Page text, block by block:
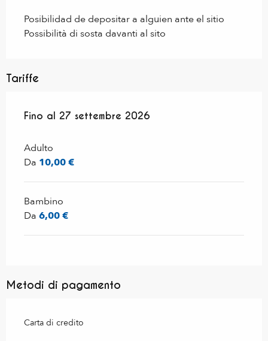
Posibilidad de depositar a alguien ante el sitio
Possibilità di sosta davanti al sito
Tariffe
Dal1 maggio 2026al27 settembre 2026
Fino al 27 settembre 2026
Adulto
Da 10,00 €
Bambino
Da 6,00 €
Metodi di pagamento
Carta di credito